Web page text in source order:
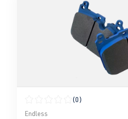
Durchschnittliche Bewertung
(0)
Endless